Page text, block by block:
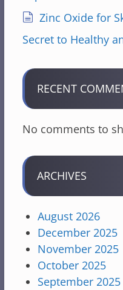
Zinc Oxide for
Secret to Healthy
RECENT
No comments to
ARCHIVES
August 2026
December 2025
November 2025
October 2025
September 2025